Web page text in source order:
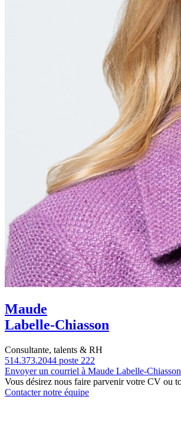
Maude
Labelle-Chiasson
Consultante, talents & RH
514.373.2044 poste 222
Envoyer un courriel à Maude Labelle-Chiasson
Vous désirez nous faire parvenir votre CV ou
Contacter notre équipe